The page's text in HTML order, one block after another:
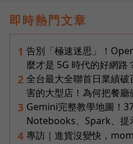
即時熱門文章
1 告別「極速迷思」！
麼才是 5G 時代的好網路
2 全台最大全聯首日業績
害的大型店！為何把餐廳
3 Gemini完整教學地圖！
Notebooks、Spark、提
4 專訪｜進貨沒變快，